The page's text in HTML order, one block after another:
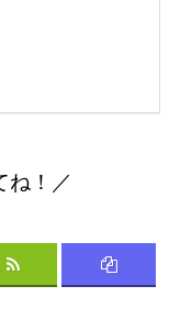
ね！／